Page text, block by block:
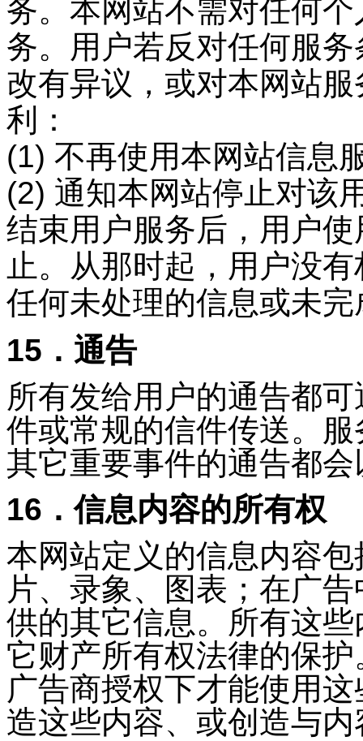
务。本网站不需对任何
务。用户若反对任何服
改有异议，或对本网站
利：
(1) 不再使用本网站信息
(2) 通知本网站停止对该
结束用户服务后，用户
止。从那时起，用户没
任何未处理的信息或未
15．通告
所有发给用户的通告都
件或常规的信件传送。
其它重要事件的通告都
16．信息内容的所有权
本网站定义的信息内容
片、录象、图表；在广
供的其它信息。所有这
它财产所有权法律的保
广告商授权下才能使用
造这些内容、或创造与